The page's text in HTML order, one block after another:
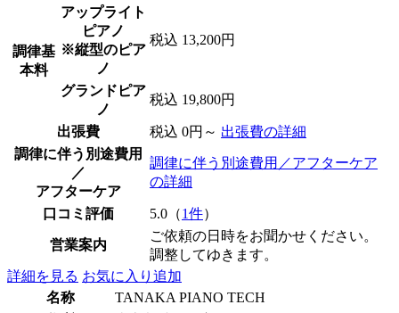
調律基
本料
アップライト
ピアノ
※縦型のピア
ノ
税込 13,200円
グランドピア
ノ
税込 19,800円
出張費 税込 0円～ 出張費の詳細
調律に伴う別途費用
／
アフターケア
調律に伴う別途費用／アフターケア
の詳細
口コミ評価 5.0（1件）
営業案内
ご依頼の日時をお聞かせください。
調整してゆきます。
詳細を見る お気に入り追加
名称
TANAKA PIANO TECH